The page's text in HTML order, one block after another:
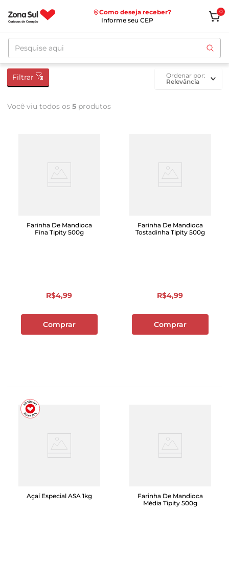
Como deseja receber?
Informe seu CEP
0
Pesquise aqui
Filtrar
ordenar por
Relevância
Você viu todos os 5 produtos
Farinha De Mandioca
Fina Tipity 500g
R$4,99
Comprar
Farinha De Mandioca
Tostadinha Tipity 500g
R$4,99
Comprar
Açaí Especial ASA 1kg
Farinha De Mandioca
Média Tipity 500g